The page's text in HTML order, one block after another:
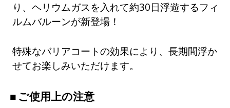
り、ヘリウムガスを入れて約30日浮遊するフィ
ルムバルーンが新登場！
特殊なバリアコートの効果により、長期間浮か
せてお楽しみいただけます。
ご使用上の注意